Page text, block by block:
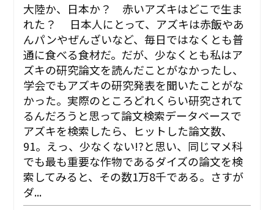
大陸か、日本か？ 赤いアズキはどこで生ま
れた？ 日本人にとって、アズキは赤飯やあ
んパンやぜんざいなど、毎日ではなくとも普
通に食べる食材だ。だが、少なくとも私はア
ズキの研究論文を読んだことがなかったし、
学会でもアズキの研究発表を聞いたことがな
かった。実際のところどれくらい研究されて
るんだろうと思って論文検索データベースで
アズキを検索したら、ヒットした論文数、
91。えっ、少なくない!?と思い、同じマメ科
でも最も重要な作物であるダイズの論文を検
索してみると、その数1万8千である。さすが
ダ...